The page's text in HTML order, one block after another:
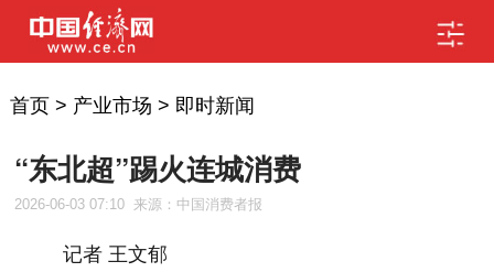
首页> 产业市场 > 即时新闻
“东北超”踢火连城消费
2026-06-03 07:10 来源：中国消费者报
记者 王文郁